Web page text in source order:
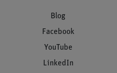
Blog
Facebook
YouTube
LinkedIn